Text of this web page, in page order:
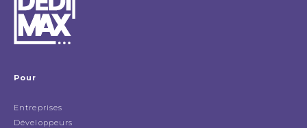
Pour
Entreprises
Développeurs